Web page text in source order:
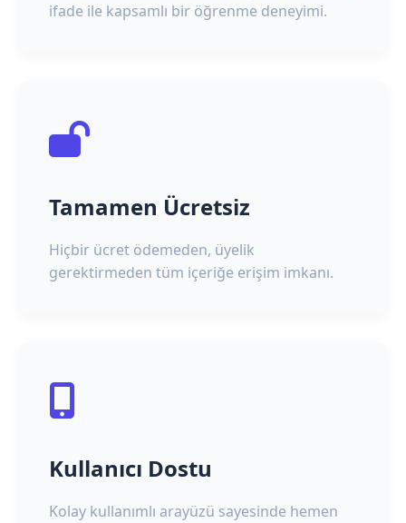
ifade ile kapsamlı bir öğrenme deneyimi.
Tamamen Ücretsiz
Hiçbir ücret ödemeden, üyelik
gerektirmeden tüm içeriğe erişim imkanı.
Kullanıcı Dostu
Kolay kullanımlı arayüzü sayesinde hemen